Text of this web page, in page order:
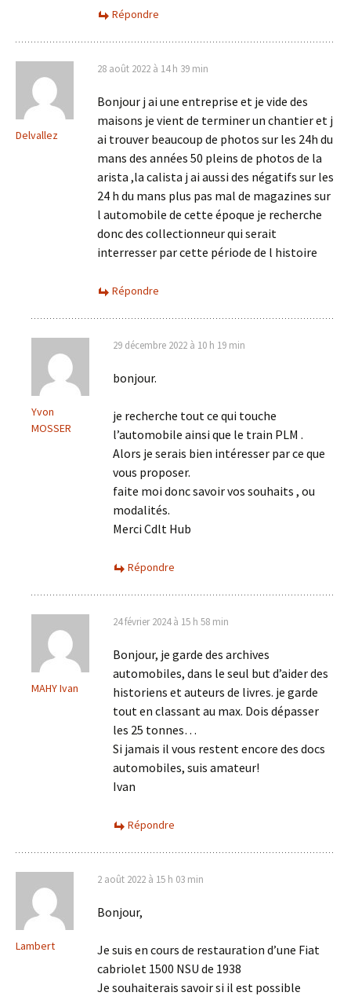
Répondre
Delvallez
28 août 2022 à 14 h 39 min
Bonjour j ai une entreprise et je vide des
maisons je vient de terminer un chantier et j
ai trouver beaucoup de photos sur les 24h du
mans des années 50 pleins de photos de la
arista ,la calista j ai aussi des négatifs sur les
24 h du mans plus pas mal de magazines sur
l automobile de cette époque je recherche
donc des collectionneur qui serait
interresser par cette période de l histoire
Répondre
Yvon
MOSSER
29 décembre 2022 à 10 h 19 min
bonjour.
je recherche tout ce qui touche
l’automobile ainsi que le train PLM .
Alors je serais bien intéresser par ce que
vous proposer.
faite moi donc savoir vos souhaits , ou
modalités.
Merci Cdlt Hub
Répondre
MAHY Ivan
24 février 2024 à 15 h 58 min
Bonjour, je garde des archives
automobiles, dans le seul but d’aider des
historiens et auteurs de livres. je garde
tout en classant au max. Dois dépasser
les 25 tonnes…
Si jamais il vous restent encore des docs
automobiles, suis amateur!
Ivan
Répondre
Lambert
2 août 2022 à 15 h 03 min
Bonjour,
Je suis en cours de restauration d’une Fiat
cabriolet 1500 NSU de 1938
Je souhaiterais savoir si il est possible